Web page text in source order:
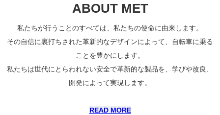
ABOUT MET
私たちが行うことのすべては、私たちの使命に由来します。
その自信に裏打ちされた革新的なデザインによって、自転車に乗る
ことを豊かにします。
私たちは世代にとらわれない安全で革新的な製品を、学びや改良、
開発によって実現します。
READ MORE